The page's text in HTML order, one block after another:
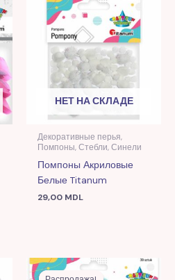
НЕТ НА СКЛАДЕ
Декоративные перья,
Помпоны, Стебли, Синели
Помпоны Акриловые
Белые Titanum
29,00 MDL
Первоначальная
Текущая
цена: